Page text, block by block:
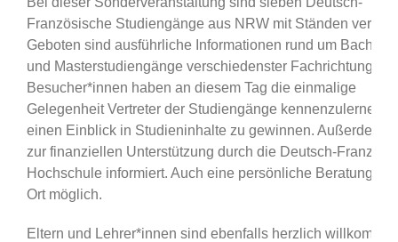
Französische Studiengänge aus NRW mit Ständen
Geboten sind ausführliche Informationen rund um
und Masterstudiengänge verschiedenster Fachrichtungen.
Besucher*innen haben an diesem Tag die einmalige
Gelegenheit Vertreter der Studiengänge kennenzulernen
einen Einblick in Studieninhalte zu gewinnen. Außerdem
zur finanziellen Unterstützung durch die Deutsch-
Hochschule informiert. Auch eine persönliche Beratung ist
Ort möglich.
Eltern und Lehrer*innen sind ebenfalls herzlich